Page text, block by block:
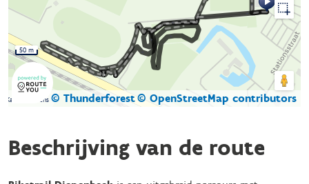
Kaartgegevens © Thunderforest© OpenStreetMap contributors
50 m
Beschrijving van de route